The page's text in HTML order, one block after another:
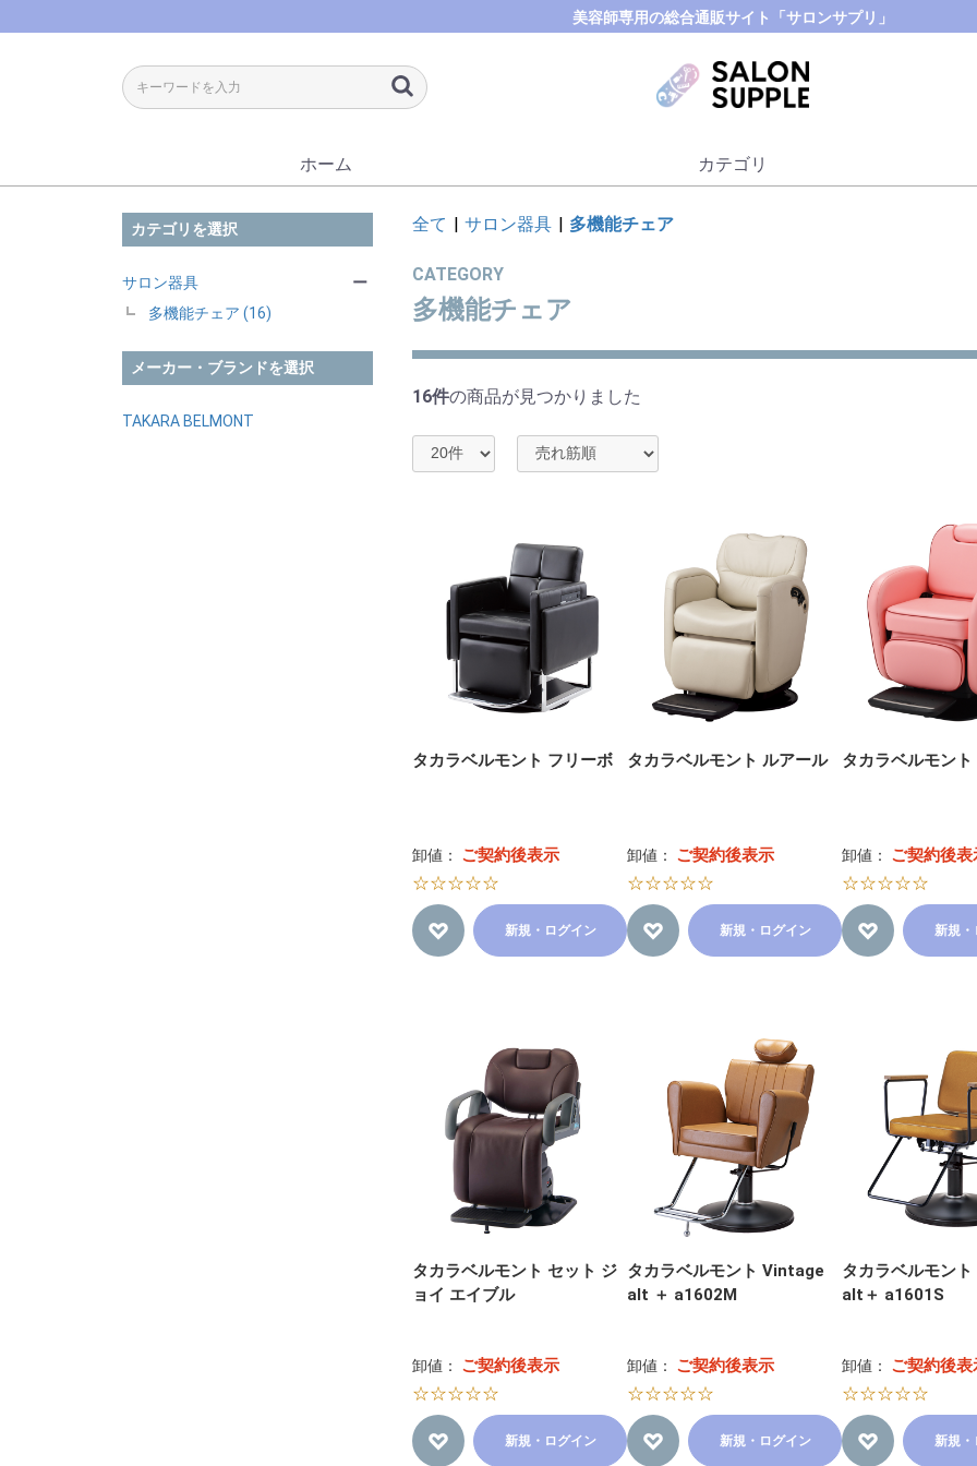
美容師専用の総合通販サイト「サロンサプリ」
ホーム カテゴリ
カテゴリを選択
サロン器具
多機能チェア (16)
ー
メーカー・ブランドを選択
TAKARA BELMONT
全て サロン器具 多機能チェア
CATEGORY
多機能チェア
16件の商品が見つかりました
タカラベルモント フリーボ
卸値： ご契約後表示
☆☆☆☆☆
新規・ログイン
タカラベルモント ルアール
卸値： ご契約後表示
☆☆☆☆☆
新規・ログイン
タカラベルモン
卸値： ご契約後表
☆☆☆☆☆
新規・
タカラベルモント セット ジ
ョイ エイブル
卸値： ご契約後表示
☆☆☆☆☆
新規・ログイン
タカラベルモント Vintage
alt ＋ a1602M
卸値： ご契約後表示
☆☆☆☆☆
新規・ログイン
タカラベルモン
alt＋ a1601S
卸値： ご契約後表
☆☆☆☆☆
新規・